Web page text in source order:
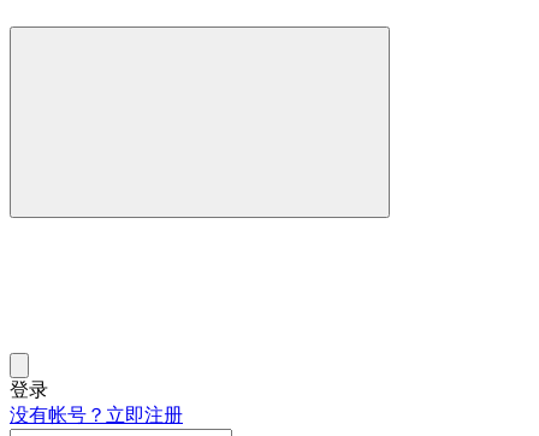
登录
没有帐号？立即注册